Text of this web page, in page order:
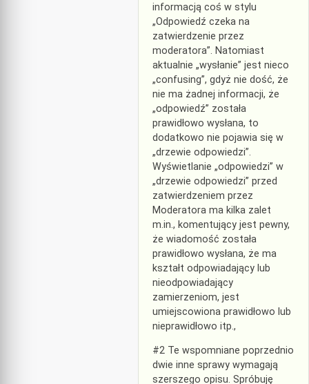
informacją coś w stylu
„Odpowiedź czeka na
zatwierdzenie przez
moderatora”. Natomiast
aktualnie „wysłanie” jest nieco
„confusing”, gdyż nie dość, że
nie ma żadnej informacji, że
„odpowiedź” została
prawidłowo wysłana, to
dodatkowo nie pojawia się w
„drzewie odpowiedzi”.
Wyświetlanie „odpowiedzi” w
„drzewie odpowiedzi” przed
zatwierdzeniem przez
Moderatora ma kilka zalet
m.in., komentujący jest pewny,
że wiadomość została
prawidłowo wysłana, że ma
kształt odpowiadający lub
nieodpowiadający
zamierzeniom, jest
umiejscowiona prawidłowo lub
nieprawidłowo itp.,
#2 Te wspomniane poprzednio
dwie inne sprawy wymagają
szerszego opisu. Spróbuję